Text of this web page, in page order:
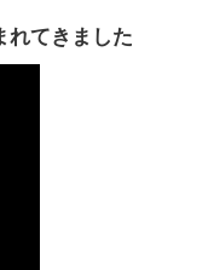
れてきました